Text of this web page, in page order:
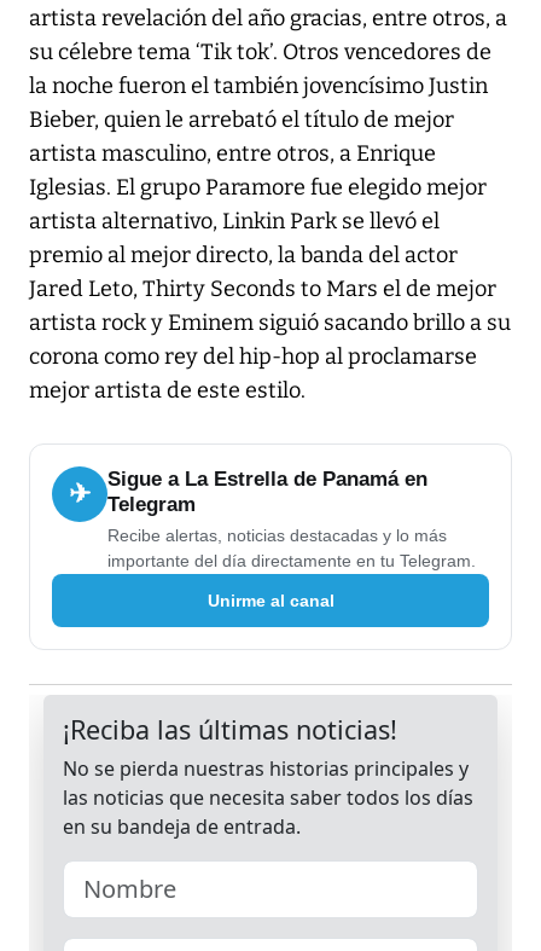
artista revelación del año gracias, entre otros, a
su célebre tema ‘Tik tok’. Otros vencedores de
la noche fueron el también jovencísimo Justin
Bieber, quien le arrebató el título de mejor
artista masculino, entre otros, a Enrique
Iglesias. El grupo Paramore fue elegido mejor
artista alternativo, Linkin Park se llevó el
premio al mejor directo, la banda del actor
Jared Leto, Thirty Seconds to Mars el de mejor
artista rock y Eminem siguió sacando brillo a su
corona como rey del hip-hop al proclamarse
mejor artista de este estilo.
✈
Sigue a La Estrella de Panamá en
Telegram
Recibe alertas, noticias destacadas y lo más
importante del día directamente en tu Telegram.
Unirme al canal